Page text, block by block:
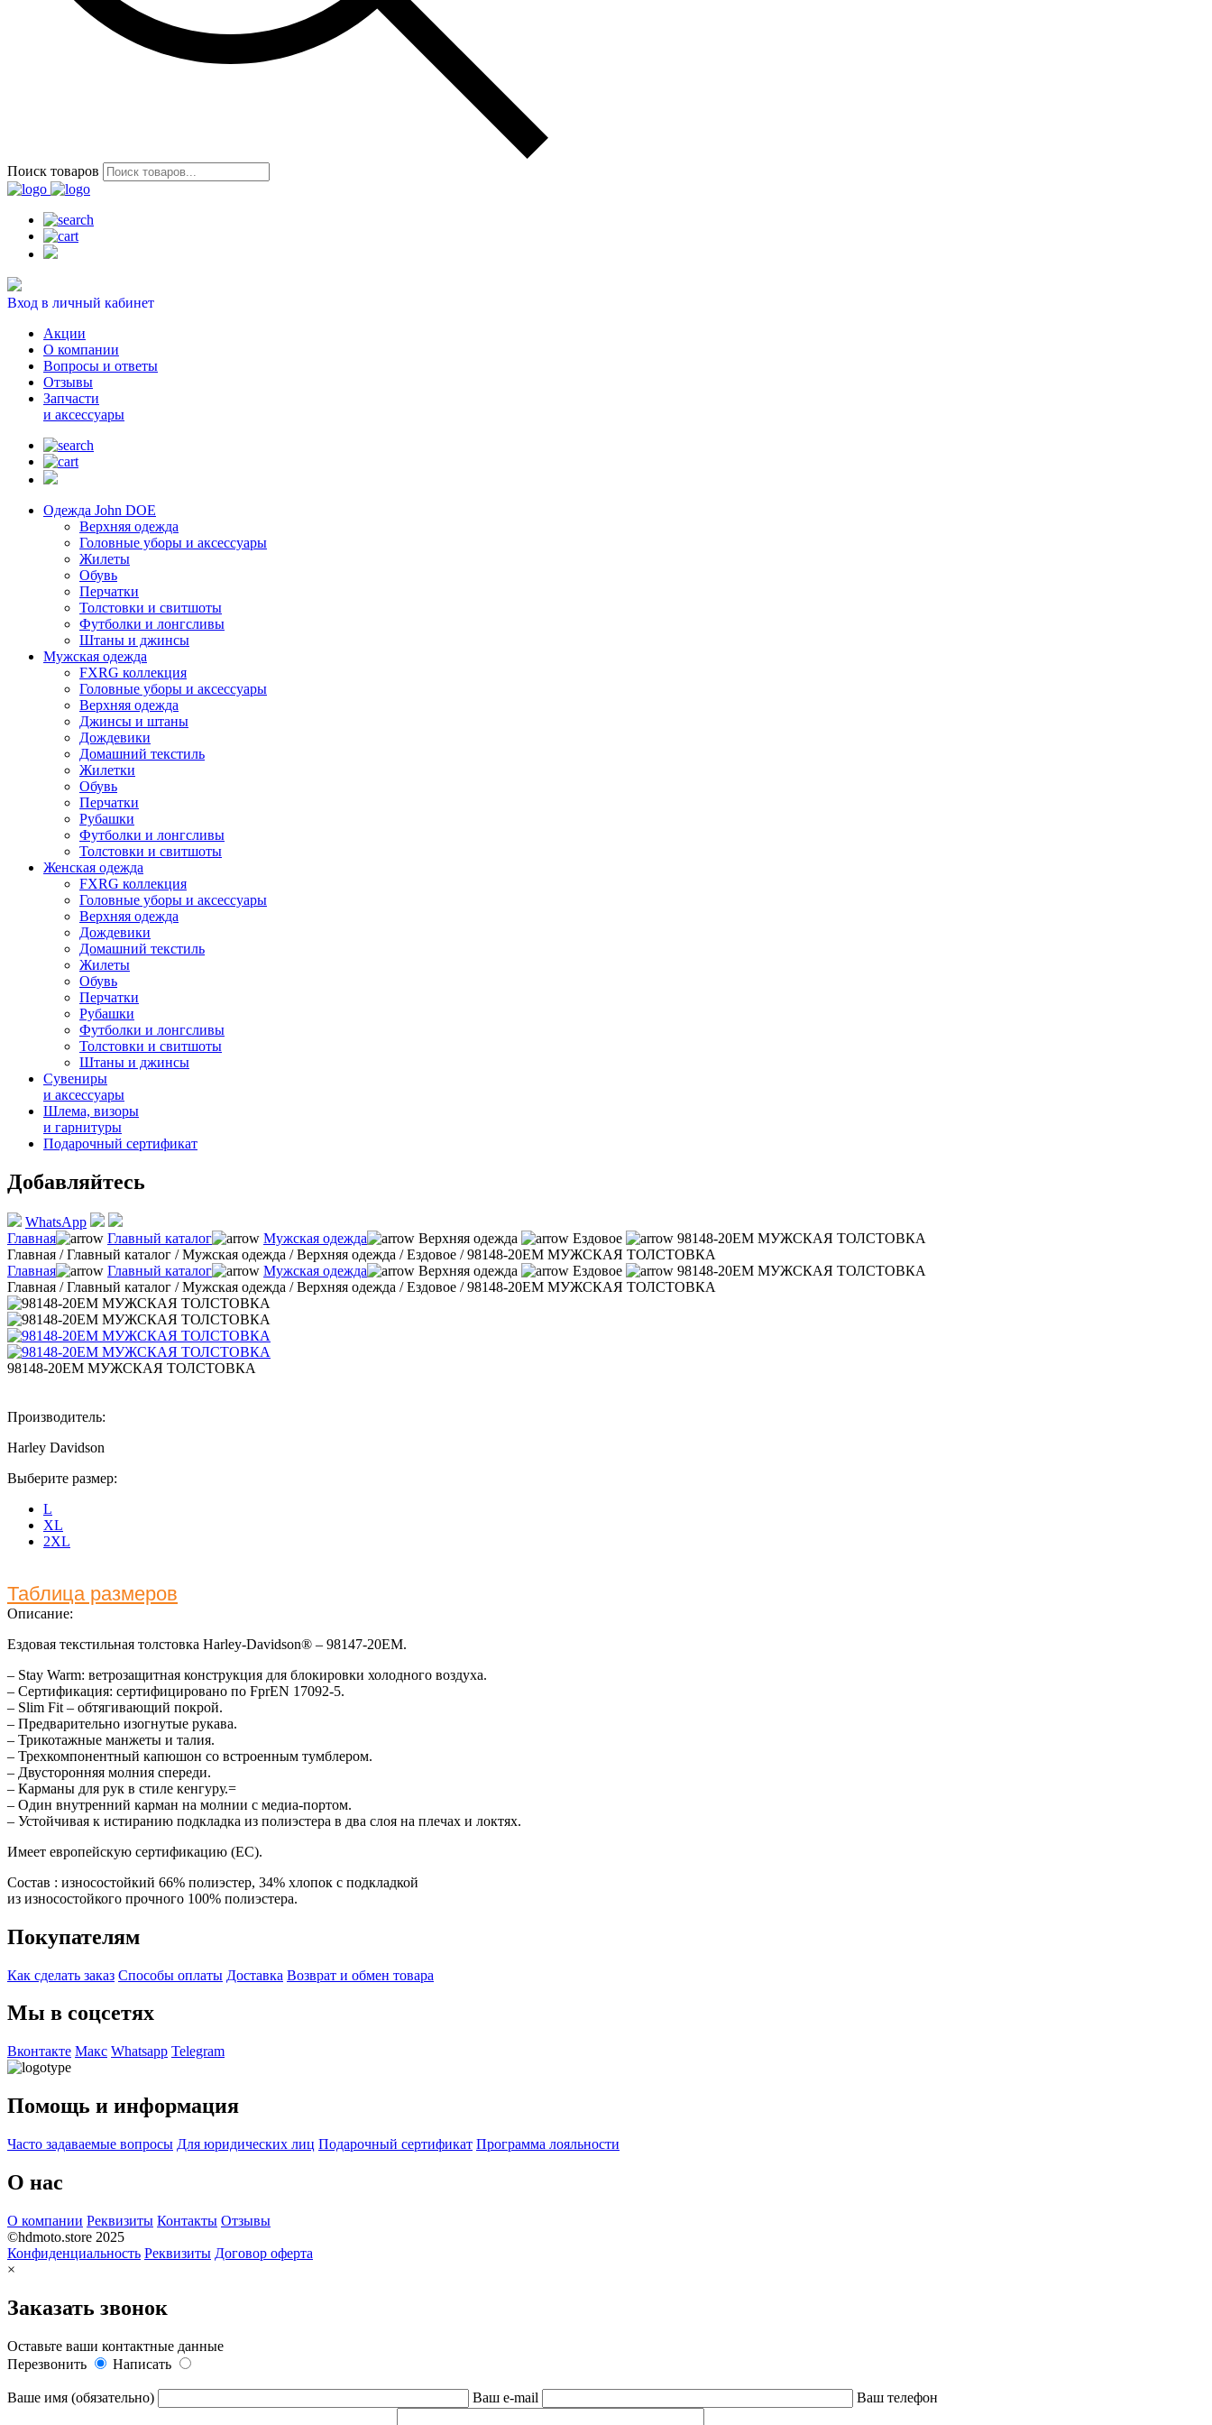
Поиск товаров
Вход в личный кабинет
Акции
О компании
Вопросы и ответы
Отзывы
Запчасти
и аксессуары
Одежда John DOE
Верхняя одежда
Головные уборы и аксессуары
Жилеты
Обувь
Перчатки
Толстовки и свитшоты
Футболки и лонгсливы
Штаны и джинсы
Мужская одежда
FXRG коллекция
Головные уборы и аксессуары
Верхняя одежда
Джинсы и штаны
Дождевики
Домашний текстиль
Жилетки
Обувь
Перчатки
Рубашки
Футболки и лонгсливы
Толстовки и свитшоты
Женская одежда
FXRG коллекция
Головные уборы и аксессуары
Верхняя одежда
Дождевики
Домашний текстиль
Жилеты
Обувь
Перчатки
Рубашки
Футболки и лонгсливы
Толстовки и свитшоты
Штаны и джинсы
Сувениры
и аксессуары
Шлема, визоры
и гарнитуры
Подарочный сертификат
Добавляйтесь
WhatsApp
Главная
Главный каталог Мужская одежда Верхняя одежда Ездовое
98148-20EM МУЖСКАЯ ТОЛСТОВКА
Главная /Главный каталог /Мужская одежда /Верхняя одежда /Ездовое /98148-20EM МУЖСКАЯ ТОЛСТОВКА
Главная
Главный каталог Мужская одежда Верхняя одежда Ездовое
98148-20EM МУЖСКАЯ ТОЛСТОВКА
Главная /Главный каталог /Мужская одежда /Верхняя одежда /Ездовое /98148-20EM МУЖСКАЯ ТОЛСТОВКА
98148-20EM МУЖСКАЯ ТОЛСТОВКА
Производитель:
Harley Davidson
Выберите размер:
L
XL
2XL
Таблица размеров
Описание:
Ездовая текстильная толстовка Harley-Davidson® – 98147-20EM.
– Stay Warm: ветрозащитная конструкция для блокировки холодного воздуха.
– Сертификация: сертифицировано по FprEN 17092-5.
– Slim Fit – обтягивающий покрой.
– Предварительно изогнутые рукава.
– Трикотажные манжеты и талия.
– Трехкомпонентный капюшон со встроенным тумблером.
– Двусторонняя молния спереди.
– Карманы для рук в стиле кенгуру.=
– Один внутренний карман на молнии с медиа-портом.
– Устойчивая к истиранию подкладка из полиэстера в два слоя на плечах и локтях.
Имеет европейскую сертификацию (EC).
Состав : износостойкий 66% полиэстер, 34% хлопок с подкладкой
из износостойкого прочного 100% полиэстера.
Покупателям
Как сделать заказ Способы оплаты Доставка Возврат и обмен товара
Мы в соцсетях
Вконтакте Макс Whatsapp Telegram
Помощь и информация
Часто задаваемые вопросы Для юридических лиц Подарочный сертификат Программа лояльности
О нас
О компании Реквизиты Контакты Отзывы
©hdmoto.store 2025
Конфиденциальность Реквизиты Договор оферта
×
Заказать звонок
Оставьте ваши контактные данные
Перезвонить
Написать
Ваше имя (обязательно) Ваш e-mail Ваш телефон